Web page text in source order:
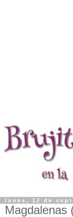
lunes, 12 de
Magdalenas